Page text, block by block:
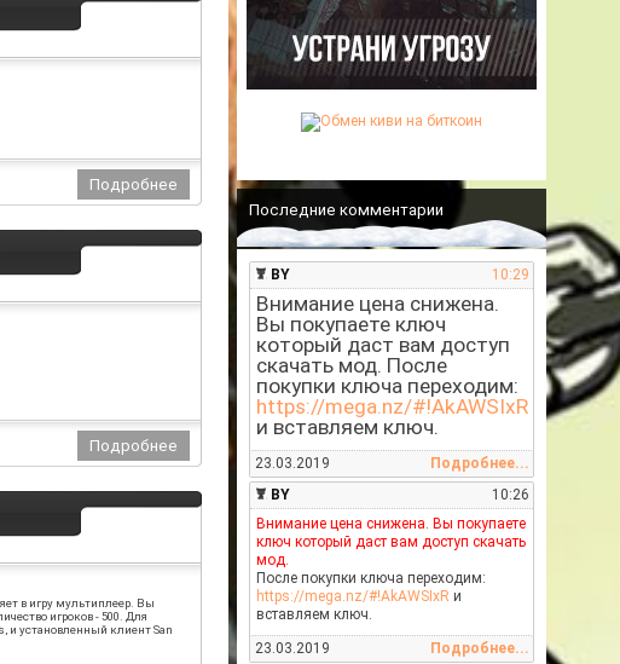
Последние комментарии
10:29
BY
Внимание цена снижена.
Вы покупаете ключ
который даст вам доступ
скачать мод. После
покупки ключа переходим:
https://mega.nz/#!AkAWSIxR
и вставляем ключ.
Подробнее...
23.03.2019
10:26
BY
Внимание цена снижена. Вы покупаете
ключ который даст вам доступ скачать
мод.
После покупки ключа переходим:
https://mega.nz/#!AkAWSIxR и
вставляем ключ.
Подробнее...
23.03.2019
в игру мультиплеер. Вы
игроков - 500. Для
и установленный клиент San